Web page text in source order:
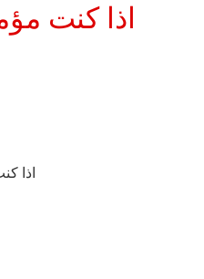
اذا كنت